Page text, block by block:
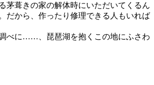
茅葺きの家の解体時にいただいてくるん
だから、作ったり修理できる人もいれば
べに……、琵琶湖を抱くこの地にふさわ